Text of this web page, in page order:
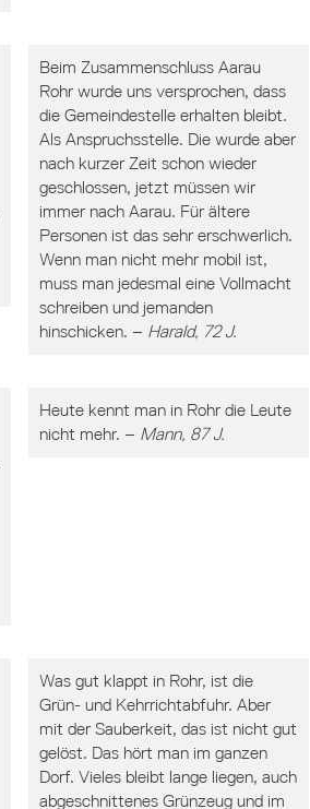
Beim Zusammenschluss Aarau
Rohr wurde uns versprochen, dass
die Gemeindestelle erhalten bleibt.
Als Anspruchsstelle. Die wurde aber
nach kurzer Zeit schon wieder
geschlossen, jetzt müssen wir
immer nach Aarau. Für ältere
Personen ist das sehr erschwerlich.
Wenn man nicht mehr mobil ist,
muss man jedesmal eine Vollmacht
schreiben und jemanden
hinschicken. – Harald, 72 J.
Heute kennt man in Rohr die Leute
nicht mehr. – Mann, 87 J.
Was gut klappt in Rohr, ist die
Grün- und Kehrrichtabfuhr. Aber
mit der Sauberkeit, das ist nicht gut
gelöst. Das hört man im ganzen
Dorf. Vieles bleibt lange liegen, auch
abgeschnittenes Grünzeug und im